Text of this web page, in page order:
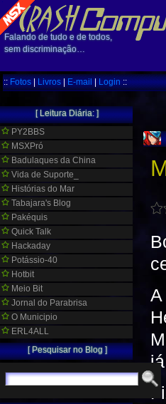
Falando de tudo e de todos,
sem discriminação…
::Fotos|Livros|E-mail|Login::
[ Leitura Diária: ]
PY2BBS
MSXPró
Badulaques da China
Vida de Suporte_
Histórias do Mar
Tabajara's Blog
Pakéquis
Quick Talk
Hackaday
Potássio-40
Hotbit
Meio Bit
Jornal do Parabrisa
O Municipio
ERL4ALL
[ Pesquisar no Blog ]